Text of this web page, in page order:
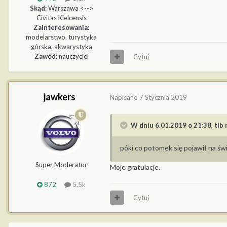
Skąd:Warszawa <-->
Civitas Kielcensis
Zainteresowania:
modelarstwo, turystyka
górska, akwarystyka
Zawód:nauczyciel Cytuj
jawkers
Super Moderator
872 5,5k
Napisano 7 Stycznia 2019
W dniu 6.01.2019 o 21:38, tlb
póki co potomek się pojawił na
Moje gratulacje.
Cytuj